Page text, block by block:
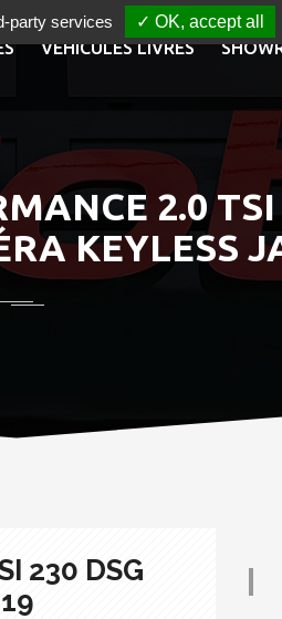
VÉHICULES LIVRÉS
2.0 TSI
KEYLESS
230 DSG
party services ✓ OK, accept all